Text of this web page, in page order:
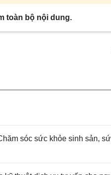
toàn bộ nội dung.
sóc sức khỏe sinh sản,